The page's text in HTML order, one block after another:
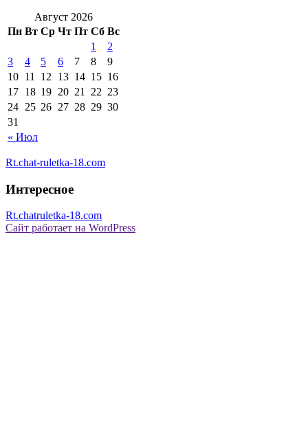
Август 2026
Пн Вт Ср Чт Пт Сб Вс
« Июл
1
2
3
4 5 6 7 8
9
10 11 12 13 14 15 16
17 18 19 20 21 22 23
24 25 26 27 28 29 30
31
Rt.chat-ruletka-18.com
Интересное
Rt.chatruletka-18.com
Сайт работает на WordPress